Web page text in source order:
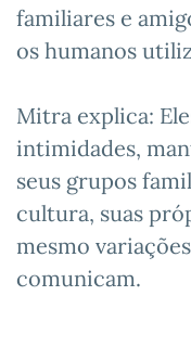
familiares e
os humanos
Mitra explica:
intimidades,
seus grupos
cultura, suas
mesmo
comunicam.